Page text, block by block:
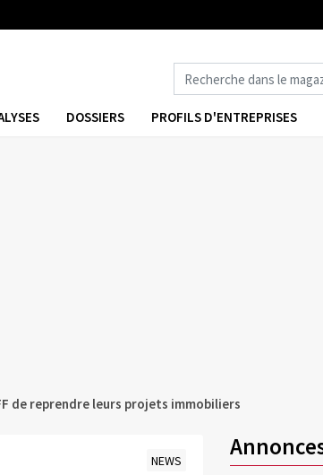
DOSSIERS PROFILS D'ENTREPRISES
de reprendre leurs projets immobiliers
NEWS